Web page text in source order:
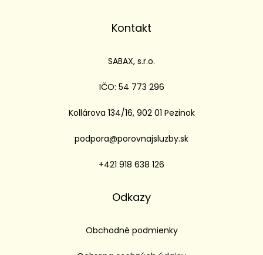
Kontakt
SABAX, s.r.o.
IČO: 54 773 296
Kollárova 134/16, 902 01 Pezinok
podpora@porovnajsluzby.sk
+421 918 638 126
Odkazy
Obchodné podmienky